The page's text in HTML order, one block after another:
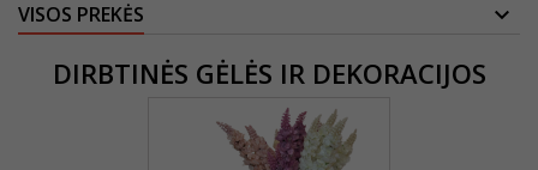
VISOS PREKĖS
DIRBTINĖS GĖLĖS IR DEKORACIJOS